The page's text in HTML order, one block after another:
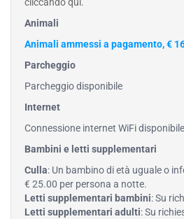
cliccando qui.
Animali
Animali ammessi a pagamento, €
Parcheggio
Parcheggio disponibile
Internet
Connessione internet WiFi disponibile
Bambini e letti supplementari
Culla: Un bambino di età uguale o
€ 25.00 per persona a notte.
Letti supplementari bambini: Su
Letti supplementari adulti: Su